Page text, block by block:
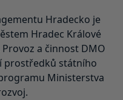
Hradecko je
Hradec Králové
a činnost DMO
prostředků státního
Ministerstva